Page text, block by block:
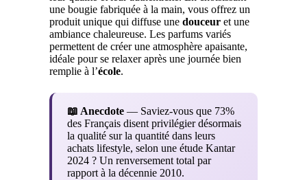
une bougie fabriquée à la main, vous offrez un
produit unique qui diffuse une douceur et une
ambiance chaleureuse. Les parfums variés
permettent de créer une atmosphère apaisante,
idéale pour se relaxer après une journée bien
remplie à l’école.
📖 Anecdote — Saviez-vous que 73%
des Français disent privilégier désormais
la qualité sur la quantité dans leurs
achats lifestyle, selon une étude Kantar
2024 ? Un renversement total par
rapport à la décennie 2010.